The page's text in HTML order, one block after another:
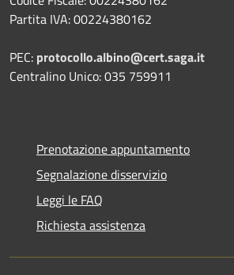
Partita IVA: 00224380162
PEC: protocollo.albino@cert.saga.it
Centralino Unico: 035 759911
Prenotazione appuntamento
Segnalazione disservizio
Leggi le FAQ
Richiesta assistenza